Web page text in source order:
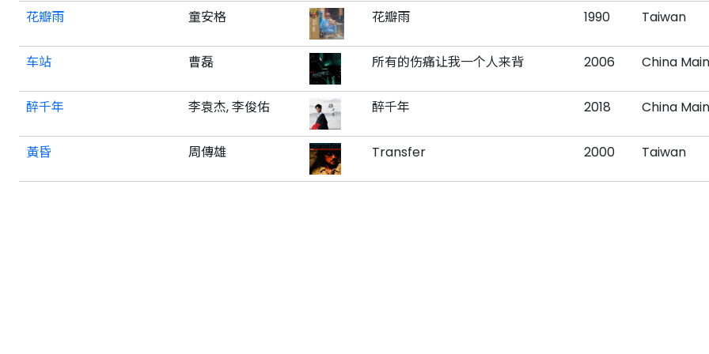
花瓣雨 童安格 花瓣雨 1990 Taiwan
车站 曹磊 所有的伤痛让我一个人来背 2006 China
醉千年 李袁杰, 李俊佑 醉千年 2018 China
黃昏 周傳雄 Transfer 2000 Taiwan